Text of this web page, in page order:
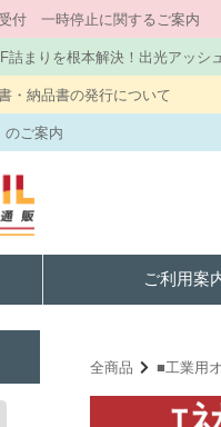
付 一時停止に関するご案内
詰まりを根本解決！出光アッシ
・納品書の発行について
のご案内
ご利用案
全商品 ■工業用